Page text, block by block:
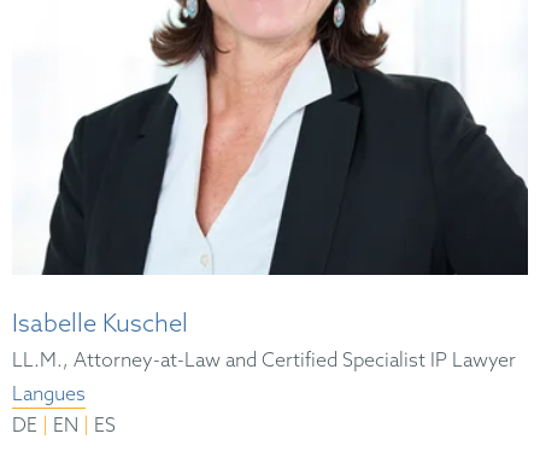
Isabelle Kuschel
LL.M., Attorney-at-Law and Certified Specialist IP Lawyer
Langues
DE
EN
ES